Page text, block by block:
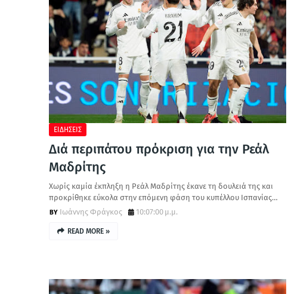
ΕΙΔΗΣΕΙΣ
Διά περιπάτου πρόκριση για την Ρεάλ
Μαδρίτης
Χωρίς καμία έκπληξη η Ρεάλ Μαδρίτης έκανε τη δουλειά της και
προκρίθηκε εύκολα στην επόμενη φάση του κυπέλλου Ισπανίας…
Ιωάννης Φράγκος
10:07:00 μ.μ.
READ MORE »